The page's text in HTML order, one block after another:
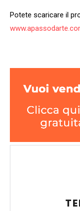
Potete scaricare il